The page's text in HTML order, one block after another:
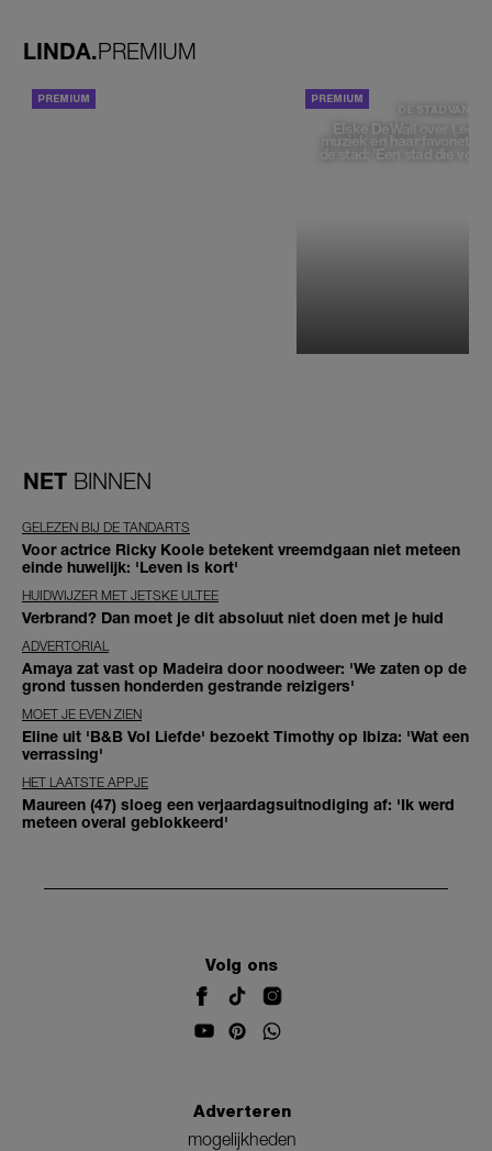
LINDA.PREMIUM
DE STAD VAN
Elske DeWall over
muziek en haar favoriete
de stad: 'Een stad die
NET BINNEN
GELEZEN BIJ DE TANDARTS
Voor actrice Ricky Koole betekent vreemdgaan niet meteen
einde huwelijk: 'Leven is kort'
HUIDWIJZER MET JETSKE ULTEE
Verbrand? Dan moet je dit absoluut niet doen met je huid
ADVERTORIAL
Amaya zat vast op Madeira door noodweer: 'We zaten op de
grond tussen honderden gestrande reizigers'
MOET JE EVEN ZIEN
Eline uit 'B&B Vol Liefde' bezoekt Timothy op Ibiza: 'Wat een
verrassing'
HET LAATSTE APPJE
Maureen (47) sloeg een verjaardagsuitnodiging af: 'Ik werd
meteen overal geblokkeerd'
Volg ons
Adverteren
mogelijkheden